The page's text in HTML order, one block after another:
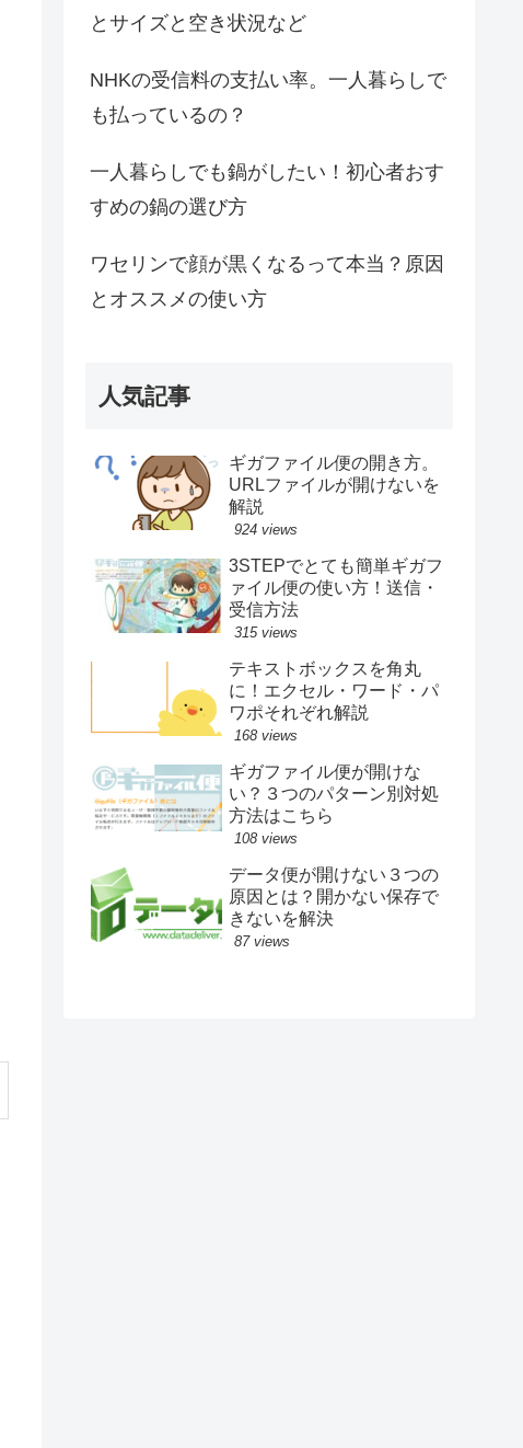
とサイズと空き状況など
NHKの受信料の支払い率。一人暮らしで
も払っているの？
一人暮らしでも鍋がしたい！初心者おす
すめの鍋の選び方
ワセリンで顔が黒くなるって本当？原因
とオススメの使い方
人気記事
ギガファイル便の開き方。
URLファイルが開けないを
解説
924 views
3STEPでとても簡単ギガフ
ァイル便の使い方！送信・
受信方法
315 views
テキストボックスを角丸
に！エクセル・ワード・パ
ワポそれぞれ解説
168 views
ギガファイル便が開けな
い？３つのパターン別対処
方法はこちら
108 views
データ便が開けない３つの
原因とは？開かない保存で
きないを解決
87 views